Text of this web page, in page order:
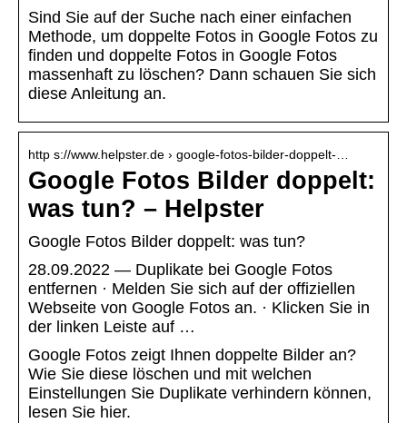
Sind Sie auf der Suche nach einer einfachen
Methode, um doppelte Fotos in Google Fotos zu
finden und doppelte Fotos in Google Fotos
massenhaft zu löschen? Dann schauen Sie sich
diese Anleitung an.
http s://www.helpster.de › google-fotos-bilder-doppelt-…
Google Fotos Bilder doppelt:
was tun? – Helpster
Google Fotos Bilder doppelt: was tun?
28.09.2022 — Duplikate bei Google Fotos
entfernen · Melden Sie sich auf der offiziellen
Webseite von Google Fotos an. · Klicken Sie in
der linken Leiste auf …
Google Fotos zeigt Ihnen doppelte Bilder an?
Wie Sie diese löschen und mit welchen
Einstellungen Sie Duplikate verhindern können,
lesen Sie hier.